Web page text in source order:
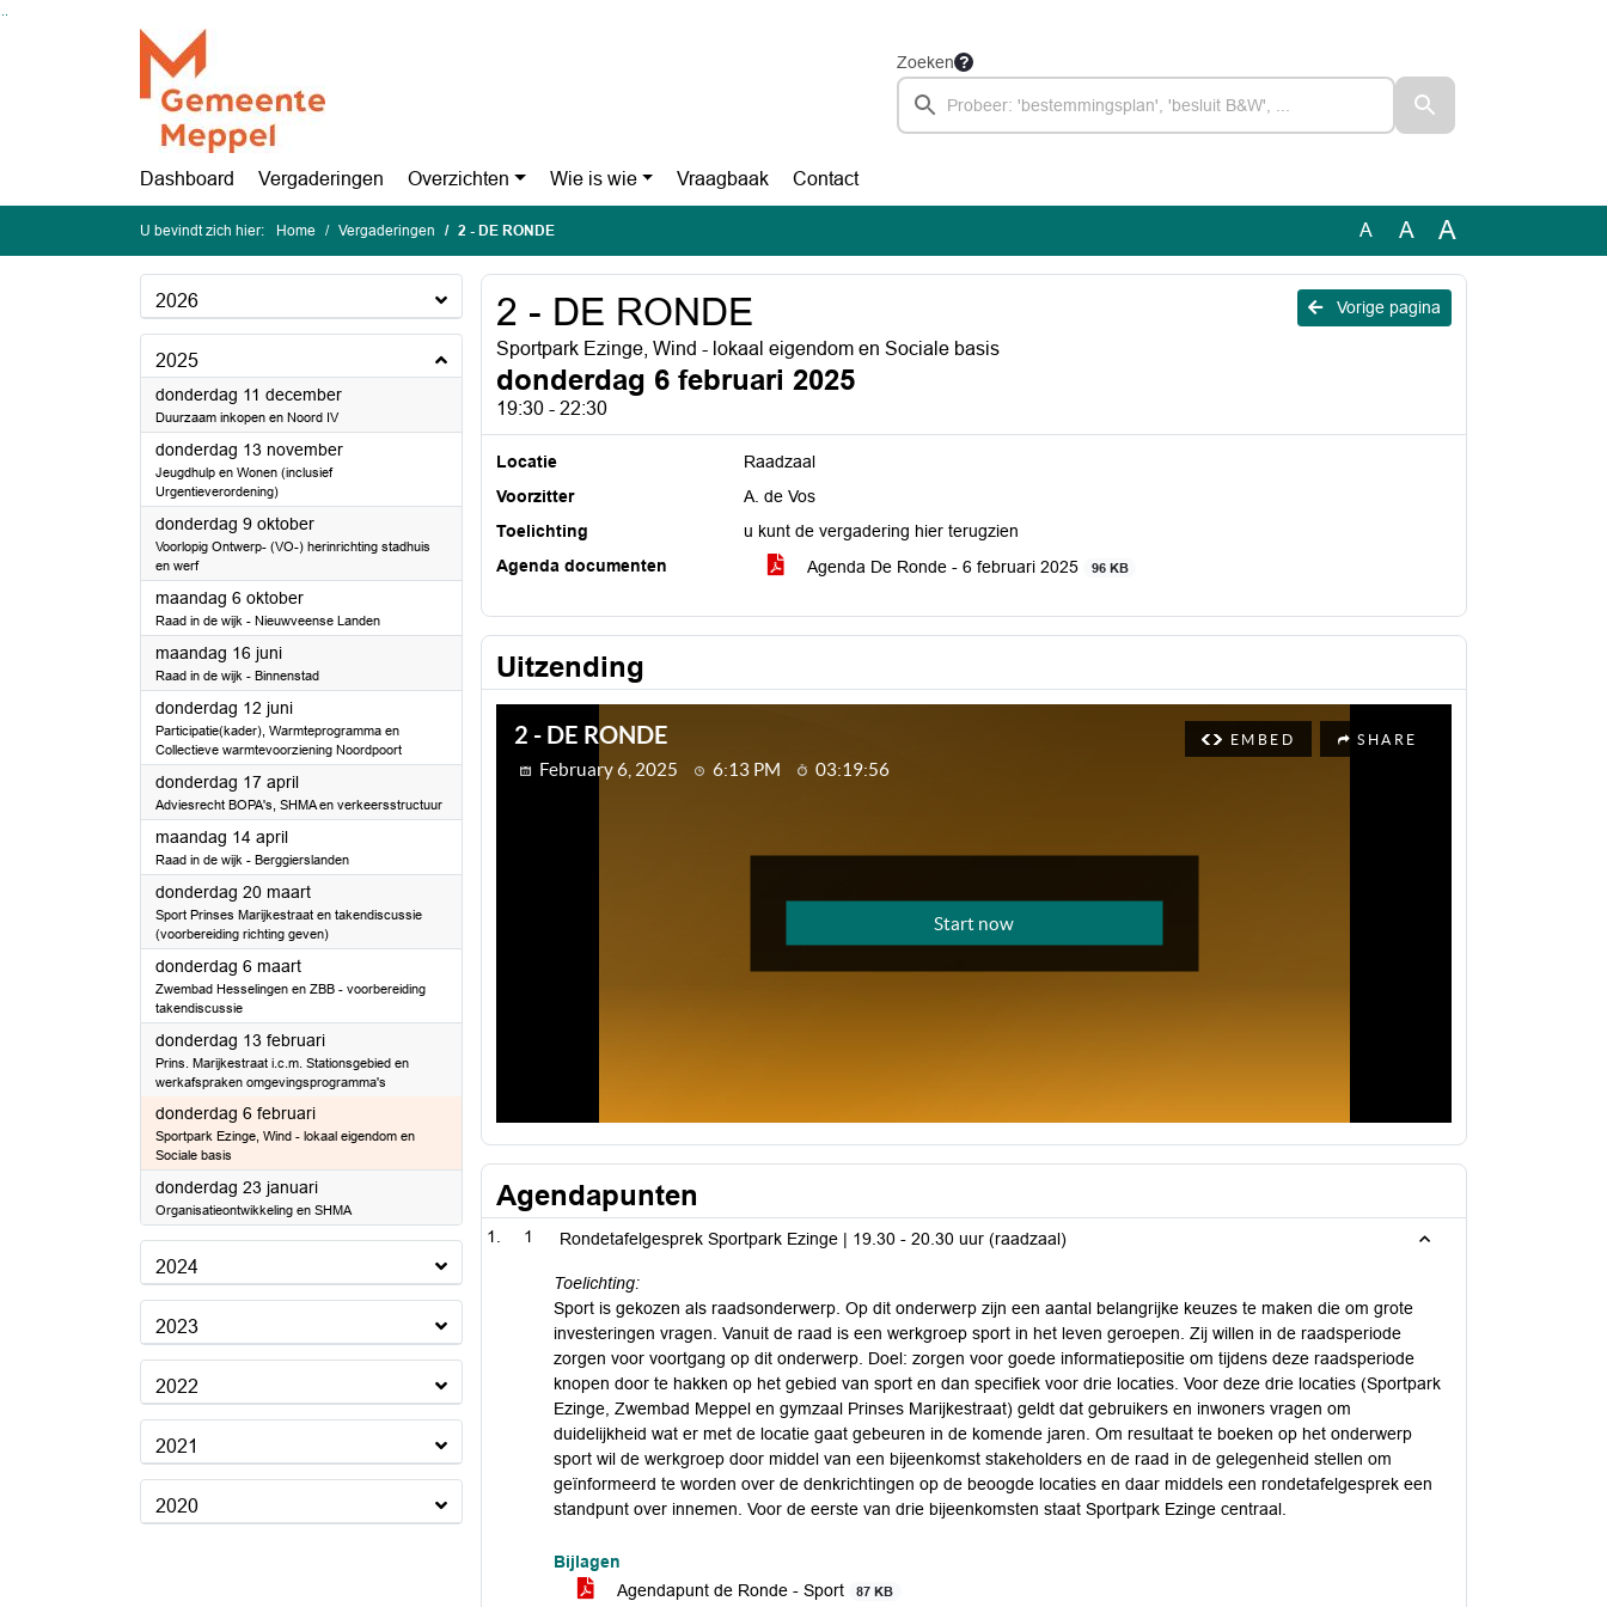
Ga naar de inhoud van deze pagina
Ga naar het zoeken
Ga naar het menu
Zoeken
Dashboard Vergaderingen Overzichten Wie is wie Vraagbaak Contact
U bevindt zich hier: Home Vergaderingen 2 - DE RONDE A A A
2026
2025
donderdag 11 december2025
Duurzaam inkopen en Noord IV
donderdag 13 november2025
Jeugdhulp en Wonen (inclusief
Urgentieverordening)
donderdag 9 oktober2025
Voorlopig Ontwerp- (VO-) herinrichting stadhuis
en werf
maandag 6 oktober2025
Raad in de wijk - Nieuwveense Landen
maandag 16 juni2025
Raad in de wijk - Binnenstad
donderdag 12 juni2025
Participatie(kader), Warmteprogramma en
Collectieve warmtevoorziening Noordpoort
donderdag 17 april2025
Adviesrecht BOPA's, SHMA en verkeersstructuur
maandag 14 april2025
Raad in de wijk - Berggierslanden
donderdag 20 maart2025
Sport Prinses Marijkestraat en takendiscussie
(voorbereiding richting geven)
donderdag 6 maart2025
Zwembad Hesselingen en ZBB - voorbereiding
takendiscussie
donderdag 13 februari2025
Prins. Marijkestraat i.c.m. Stationsgebied en
werkafspraken omgevingsprogramma's
donderdag 6 februari2025
Sportpark Ezinge, Wind - lokaal eigendom en
Sociale basis
donderdag 23 januari2025
Organisatieontwikkeling en SHMA
2024
2023
2022
2021
2020
Vorige pagina
2 - DE RONDE
Sportpark Ezinge, Wind - lokaal eigendom en Sociale basis
donderdag 6 februari 2025
19:30 - 22:30
Locatie
Raadzaal
Voorzitter
A. de Vos
Toelichting
u kunt de vergadering hier terugzien
Agenda documenten
Agenda De Ronde - 6 februari 2025 96 KB
Uitzending
Agendapunten
1 Rondetafelgesprek Sportpark Ezinge | 19.30 - 20.30 uur (raadzaal)
Toelichting:
Sport is gekozen als raadsonderwerp. Op dit onderwerp zijn een aantal belangrijke keuzes te maken die om grote
investeringen vragen. Vanuit de raad is een werkgroep sport in het leven geroepen. Zij willen in de raadsperiode
zorgen voor voortgang op dit onderwerp. Doel: zorgen voor goede informatiepositie om tijdens deze raadsperiode
knopen door te hakken op het gebied van sport en dan specifiek voor drie locaties. Voor deze drie locaties (Sportpark
Ezinge, Zwembad Meppel en gymzaal Prinses Marijkestraat) geldt dat gebruikers en inwoners vragen om
duidelijkheid wat er met de locatie gaat gebeuren in de komende jaren. Om resultaat te boeken op het onderwerp
sport wil de werkgroep door middel van een bijeenkomst stakeholders en de raad in de gelegenheid stellen om
geïnformeerd te worden over de denkrichtingen op de beoogde locaties en daar middels een rondetafelgesprek een
standpunt over innemen. Voor de eerste van drie bijeenkomsten staat Sportpark Ezinge centraal.
Bijlagen
Agendapunt de Ronde - Sport
87 KB